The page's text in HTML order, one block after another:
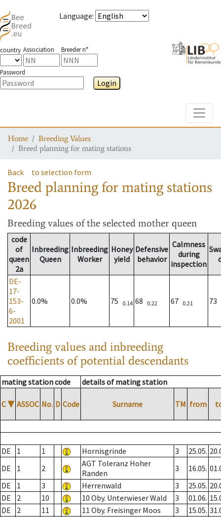
Language:
country Association Breeder n°
Password
Login
Home
Breeding Values
Breed planning for mating stations
Back to selection form
Breed planning for mating stations
2026
Breeding values of the selected mother queen
code
of
queen
2a
Inbreeding
Queen
Inbreeding
Worker
Honey
yield
Defensive
behavior
Calmness
during
inspection
DE-
17-
153-
6-
2001
0.0% 0.0% 75 0.14 68 0.22 67 0.21 73
Breeding values and inbreeding
coefficients of potential descendants
mating station code details of mating station
C ▼ ASSOC No. D Code Surname TM from
DE 1 1 Hornisgrinde 3 25.05.
DE
1 2
AGT Toleranz Hoher
Randen
3 16.05.
DE
1 3 Herrenwald 3 25.05.
DE
2 10 10 Oby. Unterwieser Wald 3 01.06.
DE
2 11 11 Oby. Freisinger Moos 3 15.05.